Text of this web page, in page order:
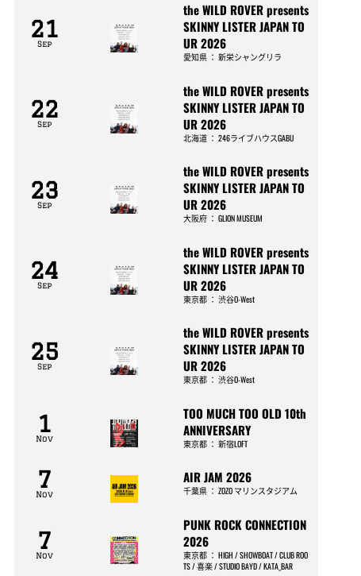
21
Sep
the WILD ROVER presents
SKINNY LISTER JAPAN TO
UR 2026
愛知県： 新栄シャングリラ
22
Sep
the WILD ROVER presents
SKINNY LISTER JAPAN TO
UR 2026
北海道： 246ライブハウスGABU
23
Sep
the WILD ROVER presents
SKINNY LISTER JAPAN TO
UR 2026
大阪府： GLION MUSEUM
24
Sep
the WILD ROVER presents
SKINNY LISTER JAPAN TO
UR 2026
東京都： 渋谷O-West
25
Sep
the WILD ROVER presents
SKINNY LISTER JAPAN TO
UR 2026
東京都： 渋谷O-West
1
Nov
TOO MUCH TOO OLD 10th
ANNIVERSARY
東京都： 新宿LOFT
7
Nov
AIR JAM 2026
千葉県： ZOZO マリンスタジアム
7
Nov
PUNK ROCK CONNECTION
2026
東京都： HIGH / SHOWBOAT / CLUB ROO
TS / 喜楽 / STUDIO BAYD / KATA_BAR